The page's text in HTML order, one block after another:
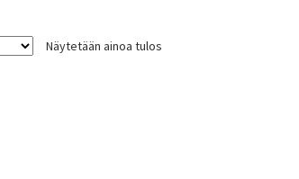
Näytetään ainoa tulos